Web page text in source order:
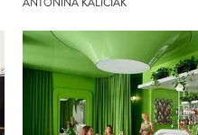
ANTONINA KALICIAK